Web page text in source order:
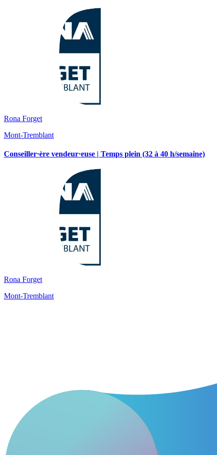
Rona Forget
Mont-Tremblant
Conseiller·ère vendeur·euse | Temps plein (32 à 40 h/semaine)
Rona Forget
Mont-Tremblant